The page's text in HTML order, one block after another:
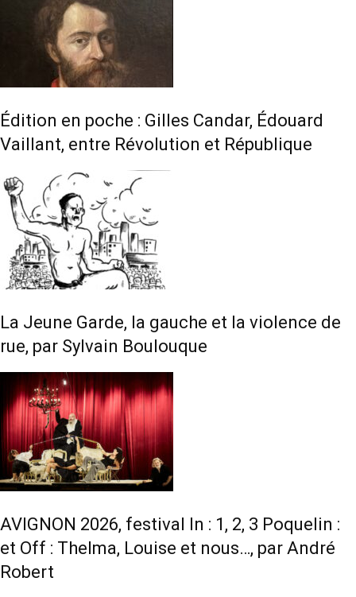
Édition en poche : Gilles Candar, Édouard
Vaillant, entre Révolution et République
La Jeune Garde, la gauche et la violence de
rue, par Sylvain Boulouque
AVIGNON 2026, festival In : 1, 2, 3 Poquelin :
et Off : Thelma, Louise et nous…, par André
Robert